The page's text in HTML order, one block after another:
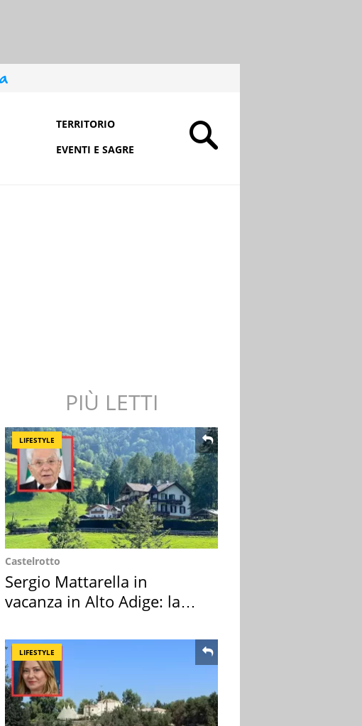
TERRITORIO
EVENTI E SAGRE
PIÙ LETTI
LIFESTYLE
Castelrotto
Sergio Mattarella in
vacanza in Alto Adige: la
LIFESTYLE